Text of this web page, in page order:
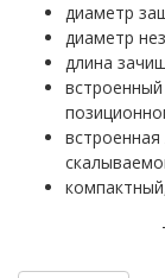
диаметр
диаметр
длина